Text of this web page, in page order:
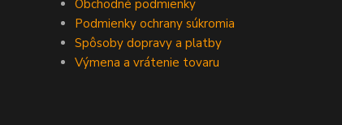
Obchodné podmienky
Podmienky ochrany súkromia
Spôsoby dopravy a platby
Výmena a vrátenie tovaru